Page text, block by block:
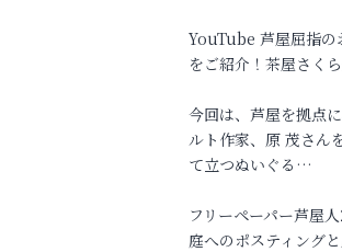
YouTube 芦屋屈指の
をご紹介！茶屋さく
今回は、芦屋を拠点
ルト作家、原 茂さん
て立つぬいぐる…
フリーペーパー芦屋
庭へのポスティング